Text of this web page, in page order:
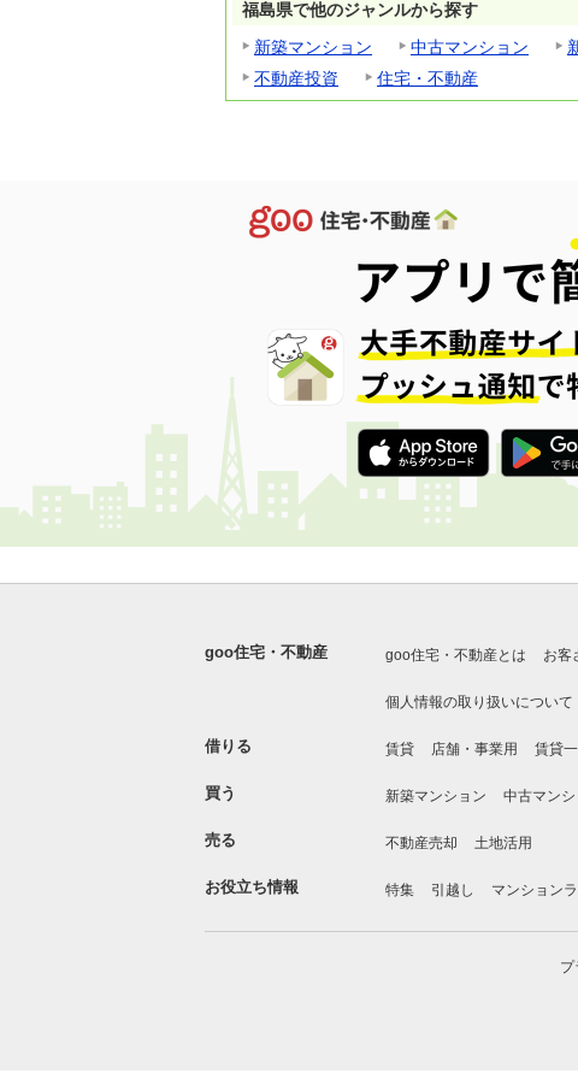
福島県で他のジャンルから探す
新築マンション
中古マンション
不動産投資
住宅・不動産
goo住宅・不動産 goo住宅・不動産とは お客
個人情報の取り扱いについて
借りる 賃貸 店舗・事業用 賃貸
買う 新築マンション 中古マンシ
売る 不動産売却 土地活用
お役立ち情報 特集 引越し マンション
プ